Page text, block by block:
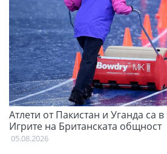
Атлети от Пакистан и Уганда са
Игрите на Британската общност
05.08.2026